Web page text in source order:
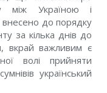
між Україною і
до порядку
за кілька днів до
вкрай важливим є
волі прийняти
український